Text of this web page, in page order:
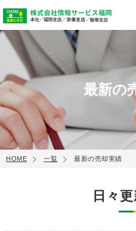
最新の
HOME 一覧 最新の売却実績
日々更